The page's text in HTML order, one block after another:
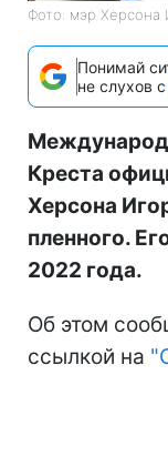
Фото: мэр Херсона
Понимай
не слухов с
Креста
Херсона
пленного.
2022 года.
Об этом
ссылкой на